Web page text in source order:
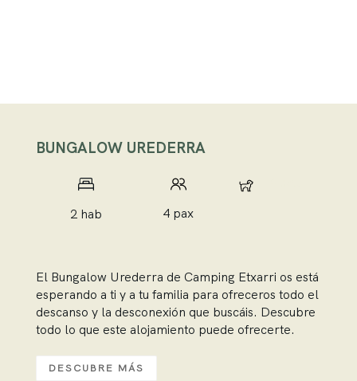
BUNGALOW UREDERRA
2 hab 4 pax
El Bungalow Urederra de Camping Etxarri os está
esperando a ti y a tu familia para ofreceros todo el
descanso y la desconexión que buscáis. Descubre
todo lo que este alojamiento puede ofrecerte.
DESCUBRE MÁS